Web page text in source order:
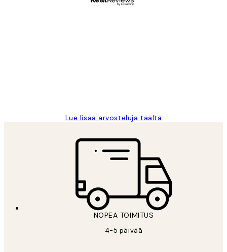
Lue lisää arvosteluja täältä
NOPEA TOIMITUS
4-5 päivää